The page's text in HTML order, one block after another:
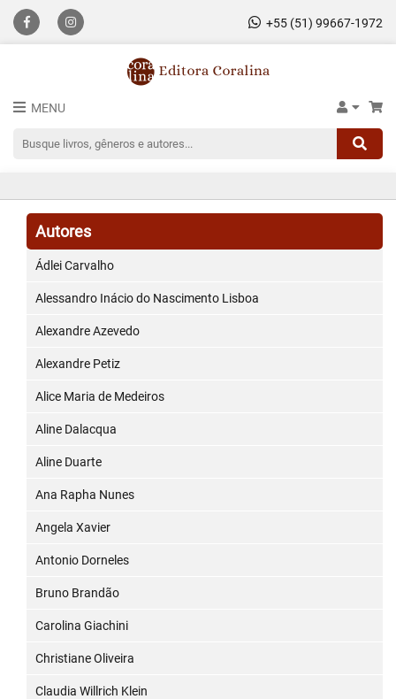
+55 (51) 99667-1972
MENU
Autores
Ádlei Carvalho
Alessandro Inácio do Nascimento Lisboa
Alexandre Azevedo
Alexandre Petiz
Alice Maria de Medeiros
Aline Dalacqua
Aline Duarte
Ana Rapha Nunes
Angela Xavier
Antonio Dorneles
Bruno Brandão
Carolina Giachini
Christiane Oliveira
Claudia Willrich Klein